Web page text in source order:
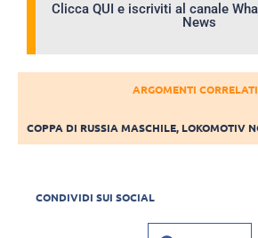
Clicca QUI e iscriviti al canale
News
ARGOMENTI CORRELATI
COPPA DI RUSSIA MASCHILE, LOKOMOTIV
CONDIVIDI SUI SOCIAL